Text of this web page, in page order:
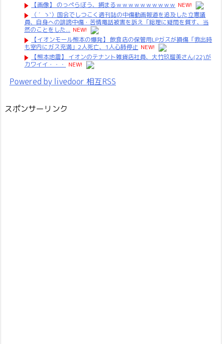
【画像】 のっぺらぼう、捕まるｗｗｗｗｗｗｗｗｗｗ NEW!
（ ´_ゝ`）国会でしつこく週刊誌の中傷動画報道を追及した立憲議
員、自身への誹謗中傷・苦情電話被害を訴え「総理に疑問を質す、当
然のことをした... NEW!
【イオンモール熊本の爆発】 飲食店の保管用LPガスが損傷「救出時
も室内にガス充満」2人死亡、1人心肺停止 NEW!
【熊本地震】 イオンのテナント雑貨店社員、大竹玖瑠美さん(22)が
カワイイ・・・
NEW!
Powered by livedoor 相互RSS
スポンサーリンク